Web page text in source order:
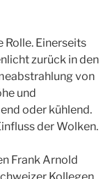
Rolle. Einerseits
zurück in den
von
und
oder kühlend.
der Wolken.
Frank Arnold